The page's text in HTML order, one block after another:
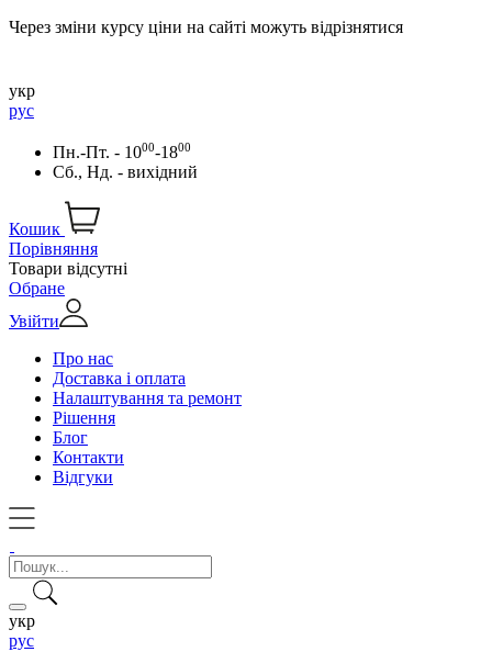
Через зміни курсу ціни на сайті можуть відрізнятися
укр
рус
Пн.-Пт. - 1000-1800
Сб., Нд. - вихідний
Кошик
Порівняння
Товари відсутні
Обране
Увійти
Про нас
Доставка і оплата
Налаштування та ремонт
Рішення
Блог
Контакти
Відгуки
укр
рус